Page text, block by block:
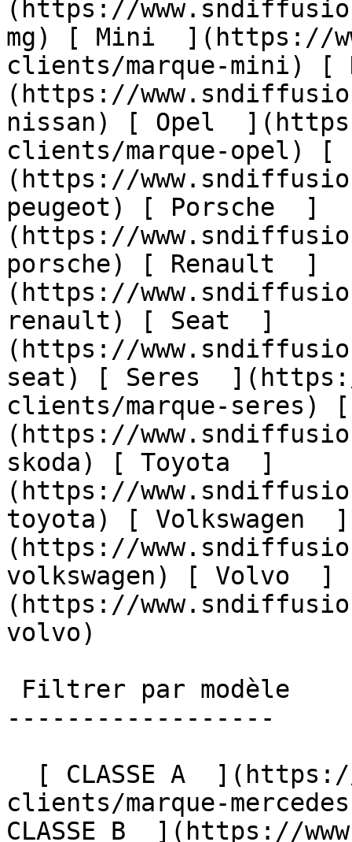
(https://
mg) [ Mini  ](https://
clients/marque-mini) [
(https://
nissan) [ Opel
clients/marque-opel) [
(https://
peugeot) [ Porsche  ]
(https://
porsche) [ Renault  ]
(https://
renault) [ Seat  ]
(https://
seat) [ Seres
clients/marque-seres)
(https://
skoda) [ Toyota  ]
(https://
toyota) [ Volkswagen  ]
(https://
volkswagen) [ Volvo  ]
(https://
volvo)
------------------
clients/marque-
CLASSE B  ](https://